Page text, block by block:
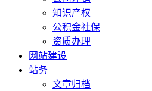
知识产权
公积金社保
资质办理
网站建设
站务
文章归档